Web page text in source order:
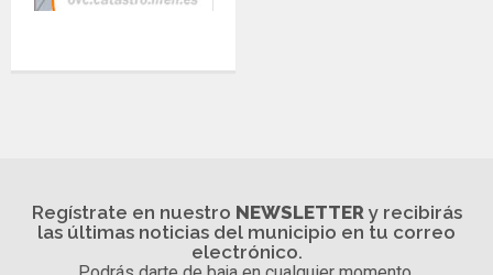
Regístrate en nuestro NEWSLETTERy recibirás
las últimas noticias del municipio en tu correo
electrónico.